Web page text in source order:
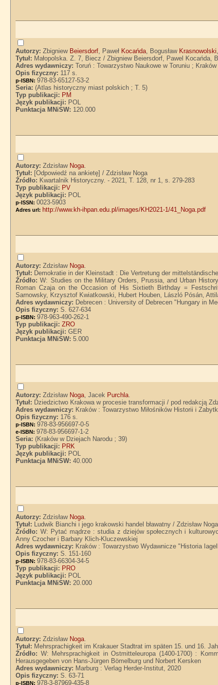
Autorzy:Zbigniew Beiersdorf, Paweł Kocańda, Bogusław Krasnowolski
Tytuł: Małopolska. Z. 7, Biecz / Zbigniew Beiersdorf, Pawel Kocańda,
Adres wydawniczy:Toruń : Towarzystwo Naukowe w Toruniu ;
Opis fizyczny: 117 s.
p-ISBN:978-83-65127-53-2
Seria:(Atlas historyczny miast polskich ; T. 5)
Typ publikacji: PM
Język publikacji: POL
Punktacja MNiSW: 120.000
Autorzy:Zdzisław Noga.
Tytuł: [Odpowiedź na ankietę] / Zdzisław Noga
Źródło: Kwartalnik Historyczny. - 2021, T. 128, nr 1, s. 279-283
Typ publikacji: PV
Język publikacji: POL
p-ISSN:0023-5903
Adres url: http://www.kh-ihpan.edu.pl/images/KH2021-1/41_Noga.pdf
Autorzy:Zdzisław Noga.
Tytuł: Demokratie in der Kleinstadt : Die Vertretung der
Źródło:W: Studies on the Military Orders, Prussia, and Urban
Roman Czaja on the Occasion of His Sixtieth Birthday =
Sarnowsky, Krzysztof Kwiatkowski, Hubert Houben, László Pósán,
Adres wydawniczy: Debrecen : University of Debrecen "Hungary in
Opis fizyczny:S. 627-634
p-ISBN:978-963-490-262-1
Typ publikacji:ZRO
Język publikacji:GER
Punktacja MNiSW:5.000
Autorzy:Zdzisław Noga, Jacek Purchla.
Tytuł: Dziedzictwo Krakowa w procesie transformacji / pod redakcją
Adres wydawniczy: Kraków : Towarzystwo Miłośników Historii i
Opis fizyczny: 176 s.
p-ISBN:978-83-956697-0-5
e-ISBN:978-83-956697-1-2
Seria:(Kraków w Dziejach Narodu ; 39)
Typ publikacji: PRK
Język publikacji: POL
Punktacja MNiSW:40.000
Autorzy:Zdzisław Noga.
Tytuł: Ludwik Bianchi i jego krakowski handel bławatny / Zdzisław Noga
Źródło: W: Pytać mądrze : studia z dziejów społecznych i
Anny Czocher i Barbary Klich-Kluczewskiej
Adres wydawniczy: Kraków : Towarzystwo Wydawnicze "Historia
Opis fizyczny:S. 151-160
p-ISBN:978-83-66304-34-5
Typ publikacji: PRO
Język publikacji: POL
Punktacja MNiSW:20.000
Autorzy:Zdzisław Noga.
Tytuł: Mehrsprachigkeit im Krakauer Stadtrat im späten 15. und 16.
Źródło: W: Mehrsprachigkeit in Ostmitteleuropa (1400-1700) :
Herausgegeben von Hans-Jürgen Bömelburg und Norbert Kersken
Adres wydawniczy: Marburg : Verlag Herder-Institut, 2020
Opis fizyczny:S. 63-71
p-ISBN:978-3-87969-435-8